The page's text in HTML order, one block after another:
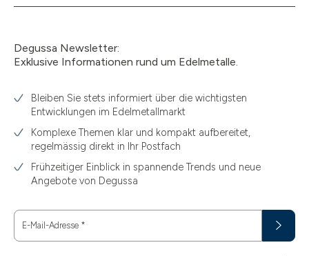
1.49
1.87
11.61
15
15.60
Degussa Newsletter:
Exklusive Informationen rund um Edelmetalle.
Bleiben Sie stets informiert über die wichtigsten
Entwicklungen im Edelmetallmarkt
Komplexe Themen klar und kompakt aufbereitet,
regelmässig direkt in Ihr Postfach
Frühzeitiger Einblick in spannende Trends und neue
Angebote von Degussa
E-Mail-Adresse *